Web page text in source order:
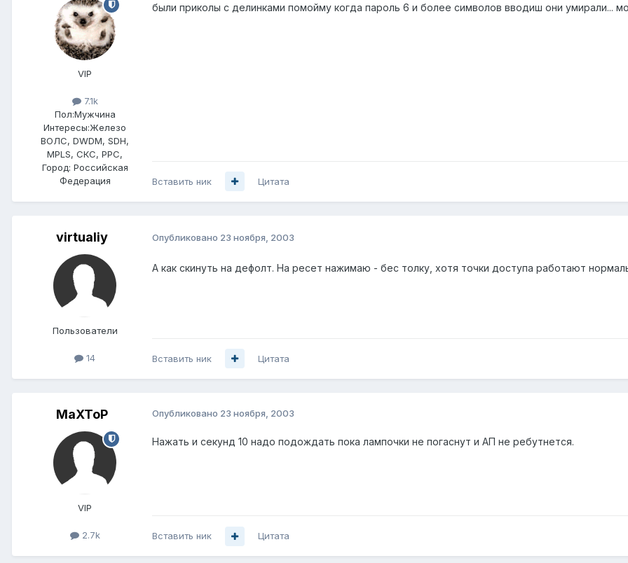
VIP
7.1k
Пол:Мужчина
Интересы:Железо
ВОЛС, DWDM, SDH,
MPLS, СКС, РРС,
Город: Российская
Федерация
были приколы с делинками помойму когда пароль 6 и более символов вводиш они умирали...
Вставить ник Цитата
virtualiy
Пользователи
14
Опубликовано 23 ноября, 2003
А как скинуть на дефолт. На ресет нажимаю - бес толку, хотя точки доступа работают
Вставить ник Цитата
MaXToP
VIP
2.7k
Опубликовано 23 ноября, 2003
Нажать и секунд 10 надо подождать пока лампочки не погаснут и АП не ребутнется.
Вставить ник Цитата